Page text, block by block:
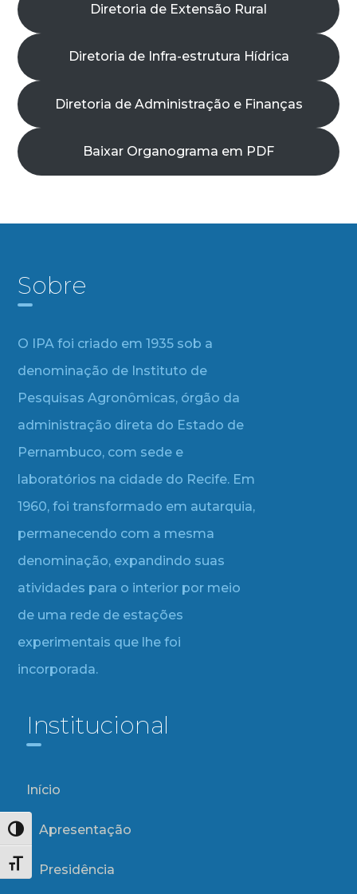
Alternar alto contraste
Alternar tamanho da fonte
Diretoria de Extensão Rural
Diretoria de Infra-estrutura Hídrica
Diretoria de Administração e Finanças
Baixar Organograma em PDF
Sobre
O IPA foi criado em 1935 sob a
denominação de Instituto de
Pesquisas Agronômicas, órgão da
administração direta do Estado de
Pernambuco, com sede e
laboratórios na cidade do Recife. Em
1960, foi transformado em autarquia,
permanecendo com a mesma
denominação, expandindo suas
atividades para o interior por meio
de uma rede de estações
experimentais que lhe foi
incorporada.
Institucional
Início
Apresentação
Presidência